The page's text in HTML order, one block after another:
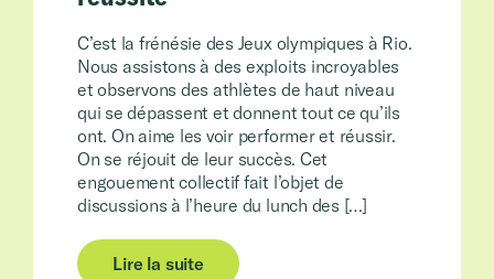
C’est la frénésie des Jeux olympiques à Rio.
Nous assistons à des exploits incroyables
et observons des athlètes de haut niveau
qui se dépassent et donnent tout ce qu’ils
ont. On aime les voir performer et réussir.
On se réjouit de leur succès. Cet
engouement collectif fait l’objet de
discussions à l’heure du lunch des […]
Lire la suite